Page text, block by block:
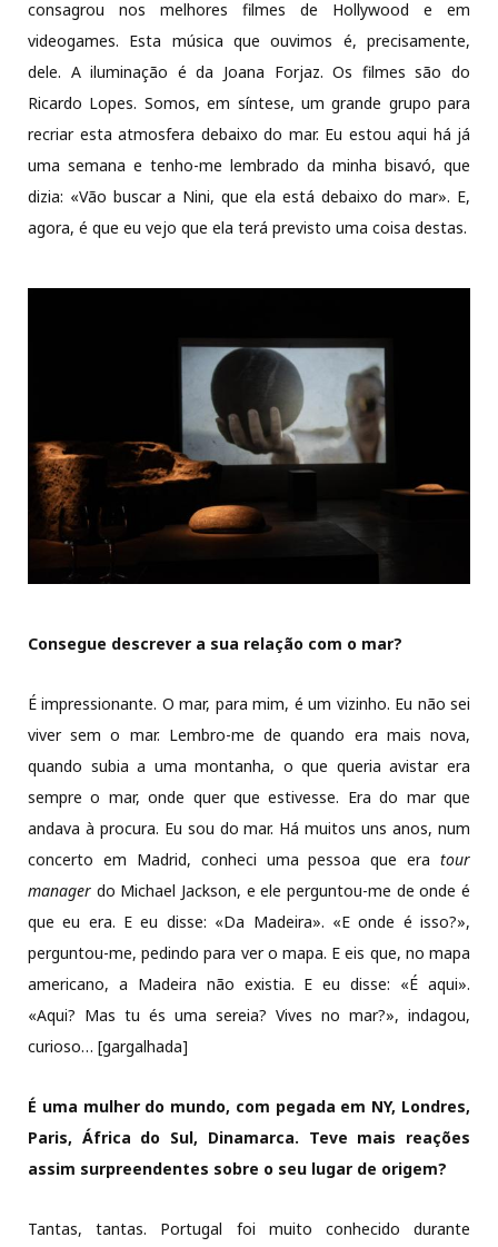
consagrou nos melhores filmes de Hollywood e em
videogames. Esta música que ouvimos é, precisamente,
dele. A iluminação é da Joana Forjaz. Os filmes são do
Ricardo Lopes. Somos, em síntese, um grande grupo para
recriar esta atmosfera debaixo do mar. Eu estou aqui há já
uma semana e tenho-me lembrado da minha bisavó, que
dizia: «Vão buscar a Nini, que ela está debaixo do mar». E,
agora, é que eu vejo que ela terá previsto uma coisa destas.
Consegue descrever a sua relação com o mar?
É impressionante. O mar, para mim, é um vizinho. Eu não sei
viver sem o mar. Lembro-me de quando era mais nova,
quando subia a uma montanha, o que queria avistar era
sempre o mar, onde quer que estivesse. Era do mar que
andava à procura. Eu sou do mar. Há muitos uns anos, num
concerto em Madrid, conheci uma pessoa que era tour
manager do Michael Jackson, e ele perguntou-me de onde é
que eu era. E eu disse: «Da Madeira». «E onde é isso?»,
perguntou-me, pedindo para ver o mapa. E eis que, no mapa
americano, a Madeira não existia. E eu disse: «É aqui».
«Aqui? Mas tu és uma sereia? Vives no mar?», indagou,
curioso… [gargalhada]
É uma mulher do mundo, com pegada em NY, Londres,
Paris, África do Sul, Dinamarca. Teve mais reações
assim surpreendentes sobre o seu lugar de origem?
Tantas, tantas. Portugal foi muito conhecido durante